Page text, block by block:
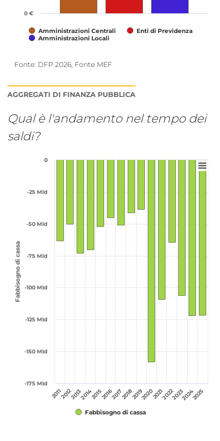
Amministrazioni Centrali
Enti di Previdenza
Amministrazioni Locali
0 €
Fonte: DFP 2026, Fonte MEF
AGGREGATI DI FINANZA PUBBLICA
Qual è l'andamento nel tempo dei
saldi?
Grafico interattivo per: Andamento
Il grafico ha 1 visualizzazione dell'asse Y Fabbisogno di
Fabbisogno di cassa
Fabbisogno di cassa
201120122013201420152016201720182019202020212022202320242025
-100 Mld
0
-175 Mld
-150 Mld
-125 Mld
-75 Mld
-50 Mld
-25 Mld